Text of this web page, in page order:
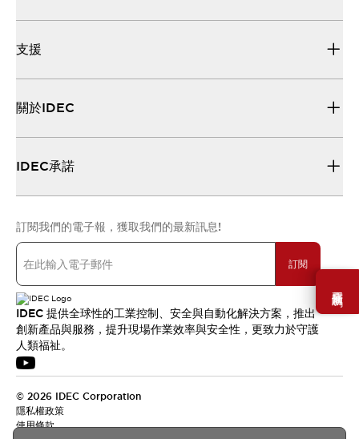
需要幫助嗎？
支援
關於IDEC
IDEC承諾
訂閱我們的電子報，獲取我們的最新訊息!
訂閱
IDEC 提供全球性的工業控制、安全與自動化解決方案，推出
創新產品與服務，提升現場作業效率與安全性，更致力於守護
人類福祉。
© 2026 IDEC Corporation
隱私權政策
使用條款